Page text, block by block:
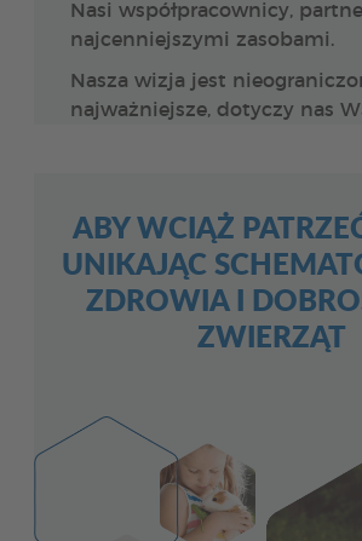
Nasi współpracownicy,
najcenniejszymi zasobami.
Nasza wizja jest
najważniejsze, dotyczy nas
ABY WCIĄŻ
UNIKAJĄC
ZDROWIA I
ZWIERZĄT